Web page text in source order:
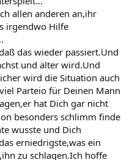
allen anderen an,ihr
irgendwo Hilfe
das wieder passiert.Und
und älter wird.Und
wird die Situation auch
Parteio für Deinen Mann
hat Dich gar nicht
besonders schlimm finde
wusste und Dich
erniedrigste,was ein
zu schlagen.Ich hoffe